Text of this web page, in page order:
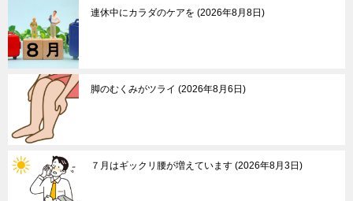
シ
ョ
連休中にカラダのケアを 2026年8月8日
脚のむくみがツライ 2026年8月6日
７月はギックリ腰が増えています 2026年8月3日